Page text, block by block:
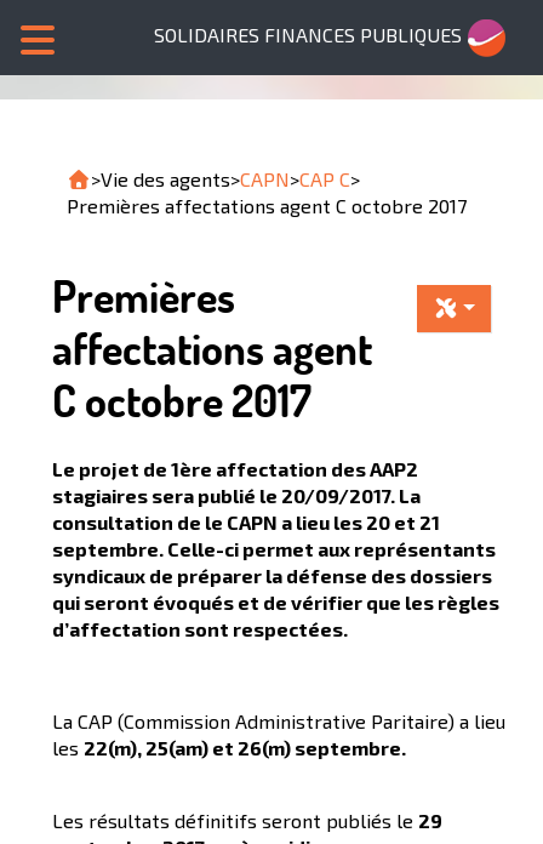
SOLIDAIRES FINANCES PUBLIQUES
>Vie des agents>CAPN>CAP C>
Premières affectations agent C octobre 2017
Premières
affectations agent
C octobre 2017
Le projet de 1ère affectation des AAP2
stagiaires sera publié le 20/09/2017. La
consultation de le CAPN a lieu les 20 et 21
septembre. Celle-ci permet aux représentants
syndicaux de préparer la défense des dossiers
qui seront évoqués et de vérifier que les règles
d’affectation sont respectées.
La CAP (Commission Administrative Paritaire) a lieu
les 22(m), 25(am) et 26(m) septembre.
Les résultats définitifs seront publiés le 29